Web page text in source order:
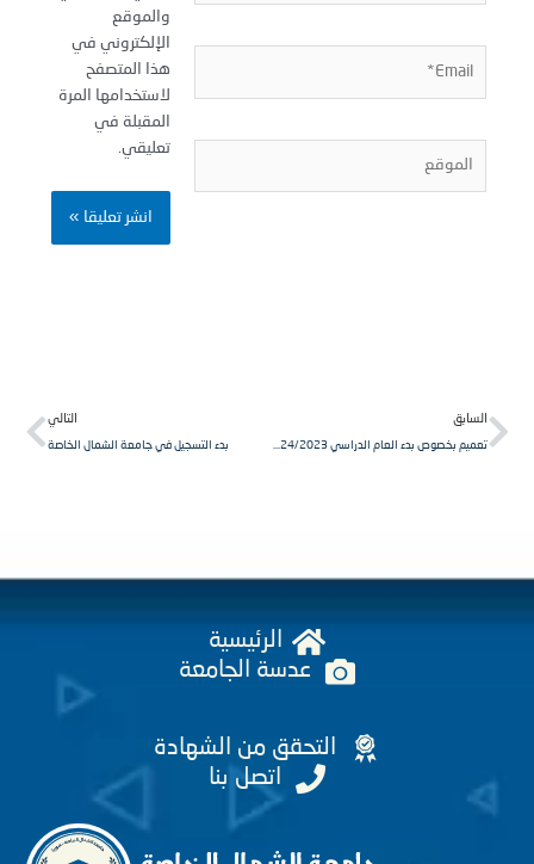
والموقع
الإلكتروني في
هذا المتصفح
لاستخدامها المرة
المقبلة في
تعليقي.
تعميم بخصوص بدء العام الدراسي 2024/2023 بدء التسجيل في جامعة الشمال الخاصة
Next
الرئيسية
عدسة الجامعة
التحقق من الشهادة
اتصل بنا